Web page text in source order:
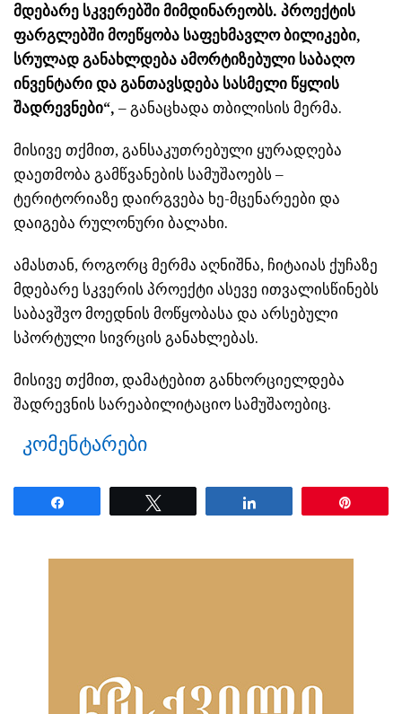
მდებარე სკვერებში მიმდინარეობს. პროექტის
ფარგლებში მოეწყობა საფეხმავლო ბილიკები,
სრულად განახლდება ამორტიზებული საბაღო
ინვენტარი და განთავსდება სასმელი წყლის
შადრევნები“, – განაცხადა თბილისის მერმა.
მისივე თქმით, განსაკუთრებული ყურადღება
დაეთმობა გამწვანების სამუშაოებს –
ტერიტორიაზე დაირგვება ხე-მცენარეები და
დაიგება რულონური ბალახი.
ამასთან, როგორც მერმა აღნიშნა, ჩიტაიას ქუჩაზე
მდებარე სკვერის პროექტი ასევე ითვალისწინებს
საბავშვო მოედნის მოწყობასა და არსებული
სპორტული სივრცის განახლებას.
მისივე თქმით, დამატებით განხორციელდება
შადრევნის სარეაბილიტაციო სამუშაოებიც.
კომენტარები